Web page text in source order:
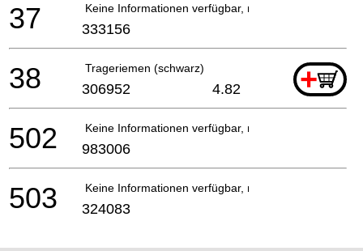
Keine Informationen verfügbar, nicht bestellbar
37 333156
Trageriemen (schwarz) +
38 306952 4.82
Keine Informationen verfügbar, nicht bestellbar
502 983006
Keine Informationen verfügbar, nicht bestellbar
503 324083